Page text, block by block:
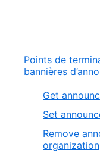
Points de
bannières
Get
Set
Remove
organization